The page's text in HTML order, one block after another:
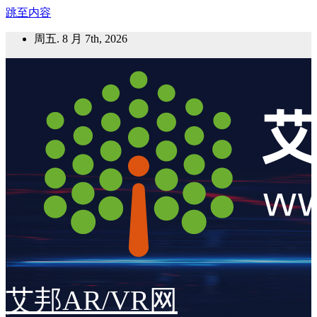
跳至内容
周五. 8 月 7th, 2026
艾邦AR/VR网